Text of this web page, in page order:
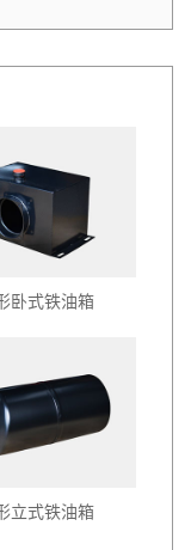
卧式铁油箱
立式铁油箱